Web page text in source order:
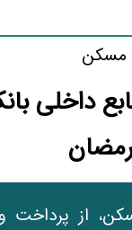
خلق نقدینگی؛ نقش
مسکن
داخلی